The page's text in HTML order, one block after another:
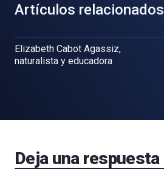
Artículos relacionados
Elizabeth Cabot Agassiz,
naturalista y educadora
Deja una respuesta